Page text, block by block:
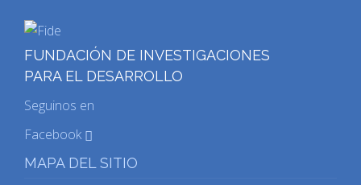
FUNDACIÓN DE INVESTIGACIONES
PARA EL DESARROLLO
Seguinos en
Facebook
MAPA DEL SITIO